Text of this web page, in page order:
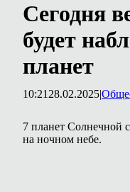
Сегодня
будет
планет
10:21 28.02.2025|
7 планет Солнечной
на ночном небе.